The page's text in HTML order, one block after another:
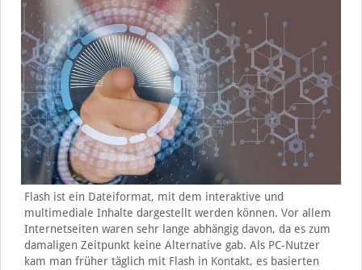
Flash ist ein Dateiformat, mit dem interaktive und
multimediale Inhalte dargestellt werden können. Vor allem
Internetseiten waren sehr lange abhängig davon, da es zum
damaligen Zeitpunkt keine Alternative gab. Als PC-Nutzer
kam man früher täglich mit Flash in Kontakt, es basierten